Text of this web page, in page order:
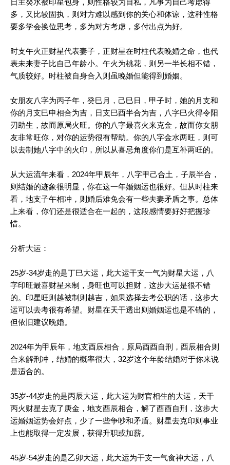
日主癸水被印星包身，则性格较为自私，凡事为自己考虑得
多，又比较固执，则对方难以感到你的关心和体谅，这种性格
要多学会换位思考，多为对方考虑，多付出点为好。
时支午火正财星代表妻子，正财星在时柱代表晚婚之命，也代
表未来妻子比自己年龄小。午火为桃花，则另一半长相不错，
气质较好。时柱被自身合入则虽晚婚但能得到婚姻。
女朋友八字为丙子年，癸巳月，己巳日，甲子时，她的月支和
你的月支巳申相合为吉，日支巳酉半合为吉，八字巳火得令阳
刃助生，故而原局火旺。你的八字最喜火来克金，故而你女朋
友非常旺你，对你的运势很有帮助。你的八字金水两旺，则可
以去制她八字中的火印，所以从喜忌角度你们是互补两旺的。
从大运流年来看，2024年甲辰年，八字甲己合土，子辰半合，
则结婚的迹象很明显，你在这一年婚姻运也很好。但从时柱来
看，地支子午相冲，则婚后难免会有一些夫妻矛盾之事。总体
上来看，你们还是很适合在一起的，这段感情要好好把握珍
惜。
分析大运：
25岁-34岁走的是丁巳大运，此大运干支一气为财星大运，八
字印旺最喜财星来制，身旺也可以担财，这步大运是很不错
的。印星旺则越被制则越吉，如果选择去考公职的话，这步大
运可以去考很有希望。财星在天干透出则婚姻运也是不错的，
但依旧建议晚婚。
2024年为甲辰年，地支酉辰相合，原局酉酉自刑，酉辰相合则
合来解刑冲，结婚的概率很大，32岁这个年龄结婚对于你来说
是适合的。
35岁-44岁走的是丙辰大运，此大运为财官相生的大运，天干
丙火财星去克了庚金，地支酉辰相合，解了酉酉自刑，这步大
运婚姻运势会好点，少了一些争吵和矛盾。财星去克印则事业
上也能取得一定发展，获得升职或加薪。
45岁-54岁走的是乙卯大运，此大运为干支一气食神大运，八